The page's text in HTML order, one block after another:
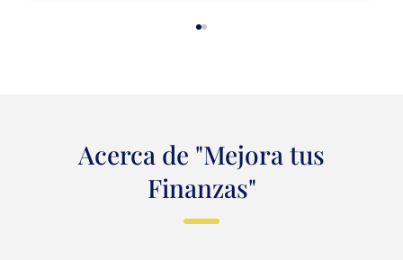
Acerca de "Mejora tus
Finanzas"